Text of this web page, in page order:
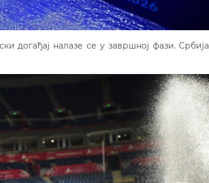
догађај налазе се у завршној фази. Србија